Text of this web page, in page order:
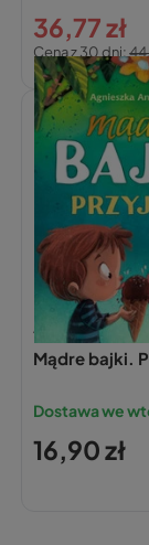
36,77 zł
Cena z 30 dni:
Agnieszka
Mądre bajki.
Dostawa we
16,90 zł